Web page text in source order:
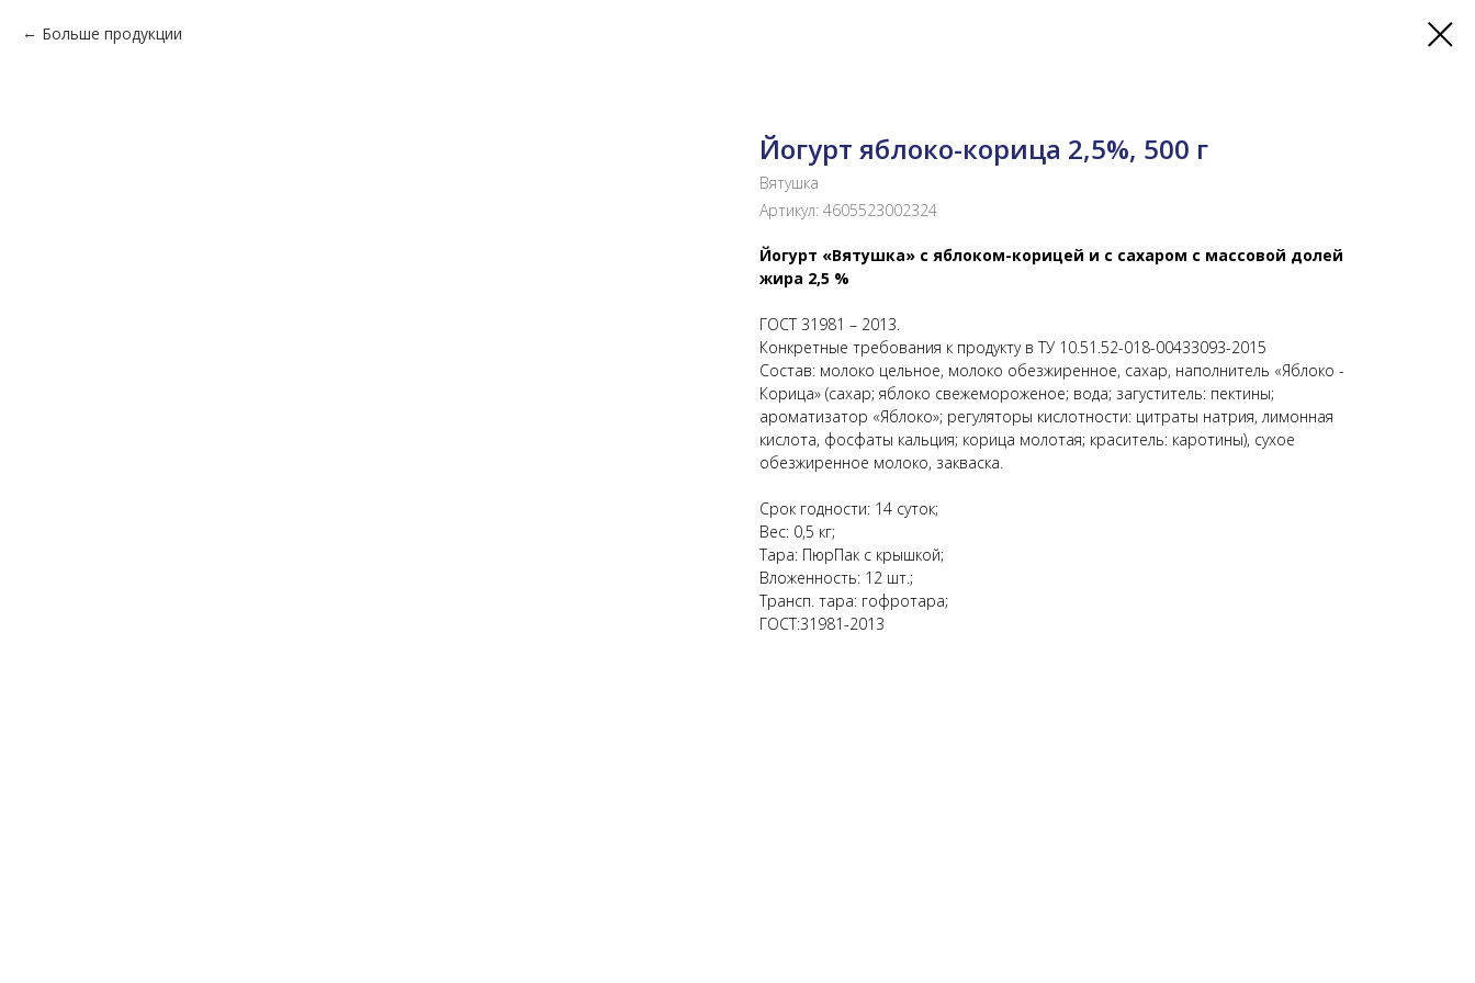
Больше продукции
Йогурт яблоко-корица 2,5%, 500 г
Вятушка
Артикул: 4605523002324
Йогурт «Вятушка» с яблоком-корицей и с сахаром с массовой долей
жира 2,5 %
ГОСТ 31981 – 2013.
Конкретные требования к продукту в ТУ 10.51.52-018-00433093-2015
Состав: молоко цельное, молоко обезжиренное, сахар, наполнитель «Яблоко -
Корица» (сахар; яблоко свежемороженое; вода; загуститель: пектины;
ароматизатор «Яблоко»; регуляторы кислотности: цитраты натрия, лимонная
кислота, фосфаты кальция; корица молотая; краситель: каротины), сухое
обезжиренное молоко, закваска.
Срок годности: 14 суток;
Вес: 0,5 кг;
Тара: ПюрПак с крышкой;
Вложенность: 12 шт.;
Трансп. тара: гофротара;
ГОСТ:31981-2013